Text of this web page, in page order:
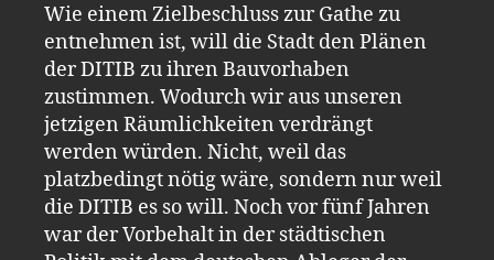
Wie einem Zielbeschluss zur Gathe zu
entnehmen ist, will die Stadt den Plänen
der DITIB zu ihren Bauvorhaben
zustimmen. Wodurch wir aus unseren
jetzigen Räumlichkeiten verdrängt
werden würden. Nicht, weil das
platzbedingt nötig wäre, sondern nur weil
die DITIB es so will. Noch vor fünf Jahren
war der Vorbehalt in der städtischen